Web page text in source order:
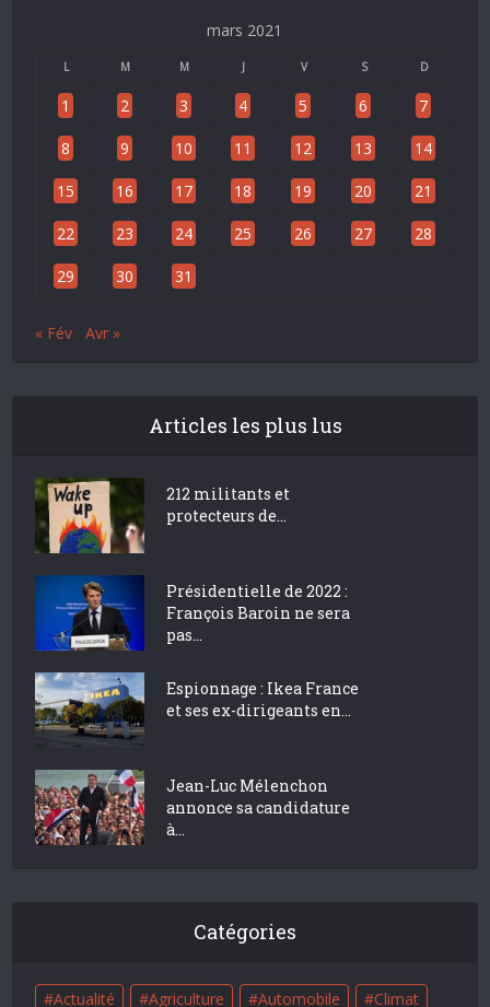
mars 2021
L M M J V S D
1 2 3 4 5 6 7
8 9 10 11 12 13 14
15 16 17 18 19 20 21
22 23 24 25 26 27 28
29 30 31
« Fév Avr »
Articles les plus lus
212 militants et
protecteurs de...
Présidentielle de 2022 :
François Baroin ne sera
pas...
Espionnage : Ikea France
et ses ex-dirigeants en...
Jean-Luc Mélenchon
annonce sa candidature
à...
Catégories
Actualité Agriculture Automobile Climat